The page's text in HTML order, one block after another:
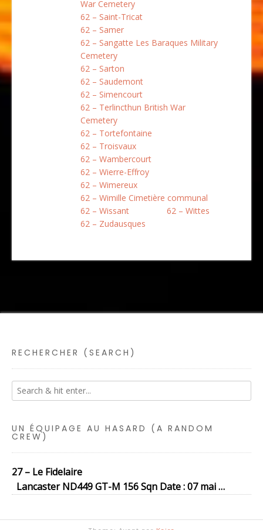
War Cemetery
62 – Saint-Tricat
62 – Samer
62 – Sangatte Les Baraques Military
Cemetery
62 – Sarton
62 – Saudemont
62 – Simencourt
62 – Terlincthun British War
Cemetery
62 – Tortefontaine
62 – Troisvaux
62 – Wambercourt
62 – Wierre-Effroy
62 – Wimereux
62 – Wimille Cimetière communal
62 – Wissant
62 – Wittes
62 – Zudausques
RECHERCHER (SEARCH)
UN ÉQUIPAGE AU HASARD (A RANDOM
CREW)
27 – Le Fidelaire
Lancaster ND449 GT-M 156 Sqn Date : 07 mai …